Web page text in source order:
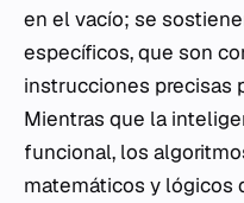
en el vacío; se
específicos, que son
instrucciones precisas
Mientras que la
funcional, los
matemáticos y lógicos